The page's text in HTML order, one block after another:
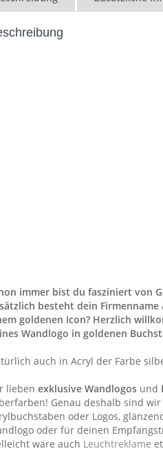
immer bist du fasziniert von
besteht dein
goldenen Icon? Herzlich
Wandlogo in goldenen
auch in Acryl der Farbe
lieben exklusive Wandlogos und
Genau deshalb sind
oder Logos,
oder für deinen
wäre auch Leuchtreklame